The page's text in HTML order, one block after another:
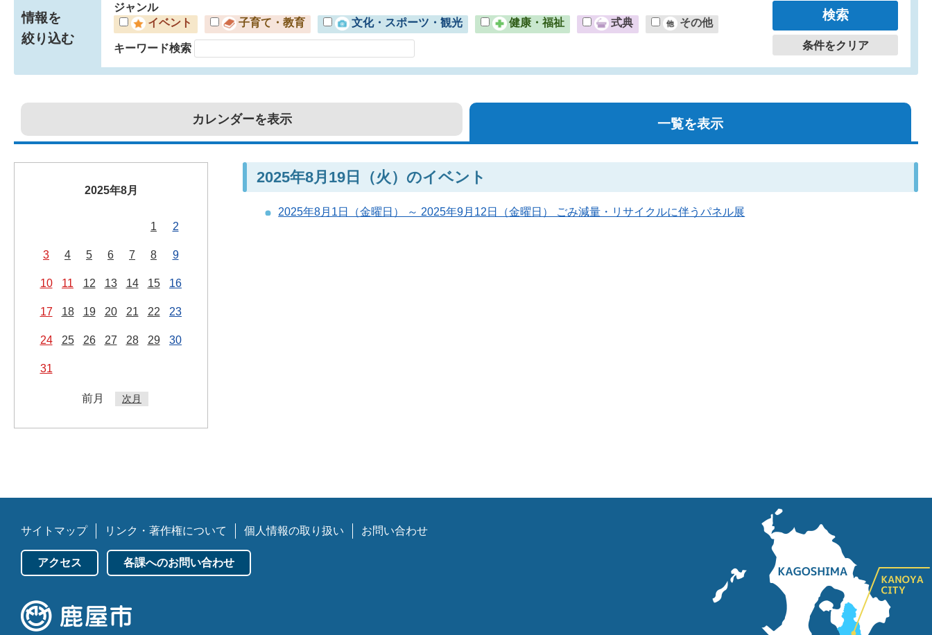
情報を
絞り込む
ジャンル
イベント
子育て・教育 文化・スポーツ・観光 健康・福祉 式典 その他
キーワード検索 条件をクリア
カレンダーを表示 一覧を表示
2025年8月
1 2
3 4 5 6 7 8 9
10 11 12 13 14 15 16
17 18 19 20 21 22 23
24 25 26 27 28 29 30
31
前月 次月
2025年8月19日（火）のイベント
2025年8月1日（金曜日） ～ 2025年9月12日（金曜日） ごみ減量・リサイクルに伴うパネル展
サイトマップ リンク・著作権について 個人情報の取り扱い お問い合わせ
アクセス 各課へのお問い合わせ